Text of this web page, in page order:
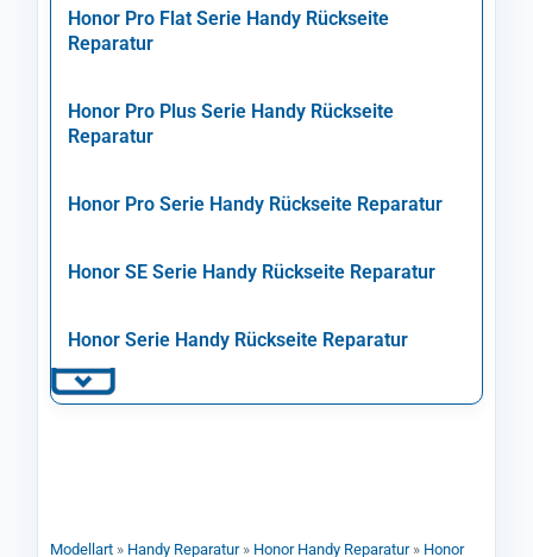
Honor Pro Flat Serie Handy Rückseite
Reparatur
Honor Pro Plus Serie Handy Rückseite
Reparatur
Honor Pro Serie Handy Rückseite Reparatur
Honor SE Serie Handy Rückseite Reparatur
Honor Serie Handy Rückseite Reparatur
Modellart » Handy Reparatur» Honor Handy Reparatur» Honor